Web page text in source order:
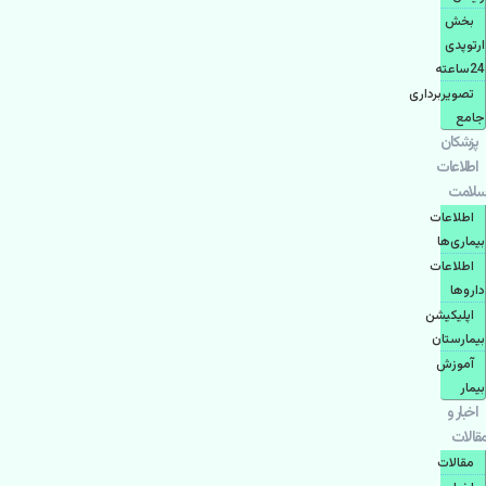
بخش
ارتوپدی
24ساعته
تصویربرداری
جامع
پزشكان
اطلاعات
سلامت
اطلاعات
بیماری‌ها
اطلاعات
دارو‌ها
اپليكيشن
بيمارستان
آموزش
بیمار
اخبار و
مقالات
مقالات